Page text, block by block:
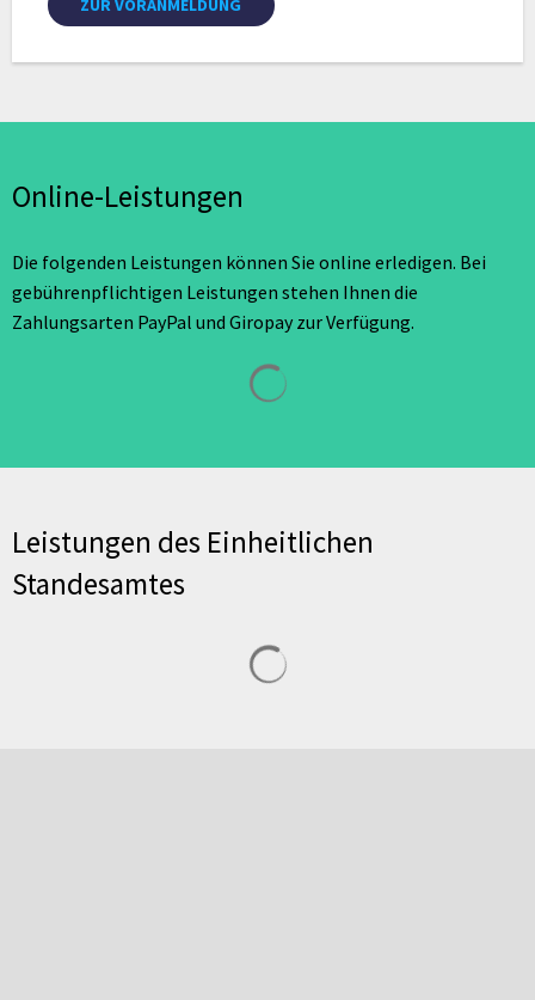
ZUR VORANMELDUNG
Online-Leistungen
Die folgenden Leistungen können Sie online erledigen. Bei
gebührenpflichtigen Leistungen stehen Ihnen die
Zahlungsarten PayPal und Giropay zur Verfügung.
Leistungen des Einheitlichen
Standesamtes